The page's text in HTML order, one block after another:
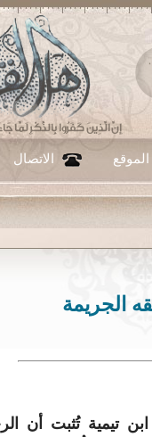
الاتصال
اللهم اشفي عبدك
الجريمة
تيمية تُثبت أن